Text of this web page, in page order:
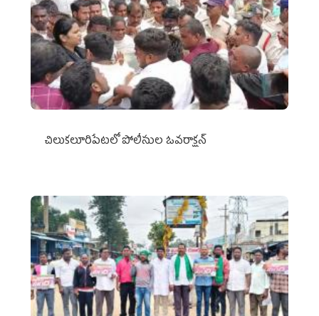
చిలుక‌లూరిపేట‌లో పోలీసుల ఓవ‌రాక్ష‌న్‌